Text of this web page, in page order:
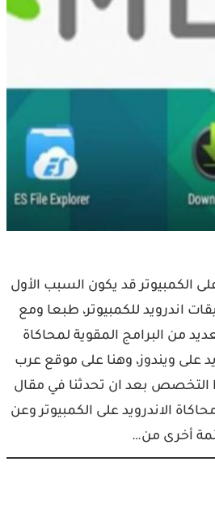
الكمبيوتر قد يكون السبب الأول
اندرويد للكمبيوتر، طبعا ومع
من البرامج المقوية لمحاكاة
على ويندوز، وهنا على موقع عرب
التخصص بعد ان تحدثنا في مقال
الاندرويد على الكمبيوتر وعن
أخرى من…